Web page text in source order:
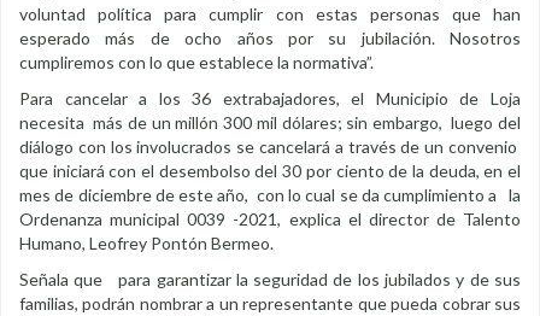
voluntad política para cumplir con estas personas que han
esperado más de ocho años por su jubilación. Nosotros
cumpliremos con lo que establece la normativa”.
Para cancelar a los 36 extrabajadores, el Municipio de Loja
necesita más de un millón 300 mil dólares; sin embargo, luego del
diálogo con los involucrados se cancelará a través de un convenio
que iniciará con el desembolso del 30 por ciento de la deuda, en el
mes de diciembre de este año, con lo cual se da cumplimiento a la
Ordenanza municipal 0039 -2021, explica el director de Talento
Humano, Leofrey Pontón Bermeo.
Señala que para garantizar la seguridad de los jubilados y de sus
familias, podrán nombrar a un representante que pueda cobrar sus